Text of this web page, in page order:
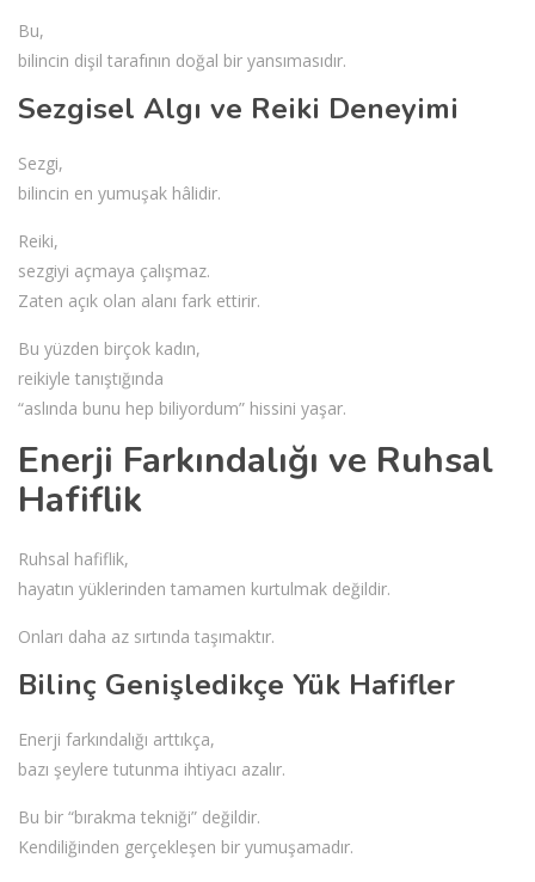
Bu,
bilincin dişil tarafının doğal bir yansımasıdır.
Sezgisel Algı ve Reiki Deneyimi
Sezgi,
bilincin en yumuşak hâlidir.
Reiki,
sezgiyi açmaya çalışmaz.
Zaten açık olan alanı fark ettirir.
Bu yüzden birçok kadın,
reikiyle tanıştığında
“aslında bunu hep biliyordum” hissini yaşar.
Enerji Farkındalığı ve Ruhsal
Hafiflik
Ruhsal hafiflik,
hayatın yüklerinden tamamen kurtulmak değildir.
Onları daha az sırtında taşımaktır.
Bilinç Genişledikçe Yük Hafifler
Enerji farkındalığı arttıkça,
bazı şeylere tutunma ihtiyacı azalır.
Bu bir “bırakma tekniği” değildir.
Kendiliğinden gerçekleşen bir yumuşamadır.